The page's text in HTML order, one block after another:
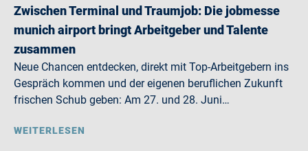
Zwischen Terminal und Traumjob: Die jobmesse
munich airport bringt Arbeitgeber und Talente
zusammen
Neue Chancen entdecken, direkt mit Top-Arbeitgebern ins
Gespräch kommen und der eigenen beruflichen Zukunft
frischen Schub geben: Am 27. und 28. Juni…
WEITERLESEN